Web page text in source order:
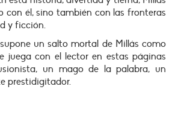
con él, sino también con las fronteras
y ficción.
un salto mortal de Millás como
juega con el lector en estas páginas
un mago de la palabra, un
prestidigitador.